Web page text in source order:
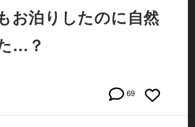
お泊りしたのに自然
…？
69